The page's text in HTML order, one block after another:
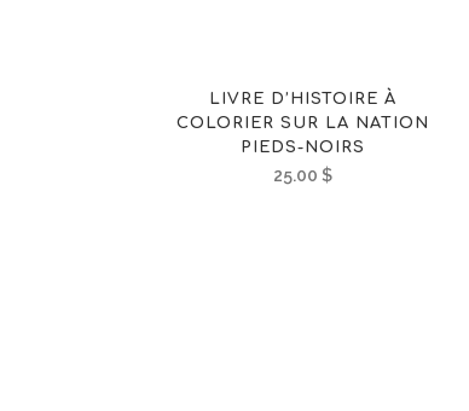
LIVRE D’HISTOIRE À
COLORIER SUR LA NATION
PIEDS-NOIRS
25.00 $